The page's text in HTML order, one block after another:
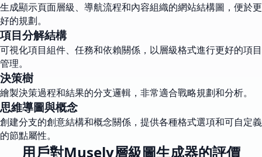
生成顯示頁面層級、導航流程和內容組織的網站結構圖，便於更
好的規劃。
項目分解結構
可視化項目組件、任務和依賴關係，以層級格式進行更好的項目
管理。
決策樹
繪製決策過程和結果的分支邏輯，非常適合戰略規劃和分析。
思維導圖與概念
創建分支的創意結構和概念關係，提供各種格式選項和可自定義
的節點屬性。
用戶對Musely層級圖生成器的評價